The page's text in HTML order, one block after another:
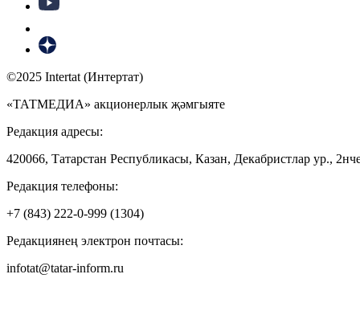
©2025 Intertat (Интертат)
«ТАТМЕДИА» акционерлык җәмгыяте
Редакция адресы:
420066, Татарстан Республикасы, Казан, Декабристлар ур.,
Редакция телефоны:
+7 (843) 222-0-999 (1304)
Редакциянең электрон почтасы:
infotat@tatar-inform.ru